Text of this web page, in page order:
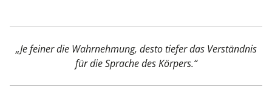
„Je feiner die Wahrnehmung, desto tiefer das Verständnis
für die Sprache des Körpers.“